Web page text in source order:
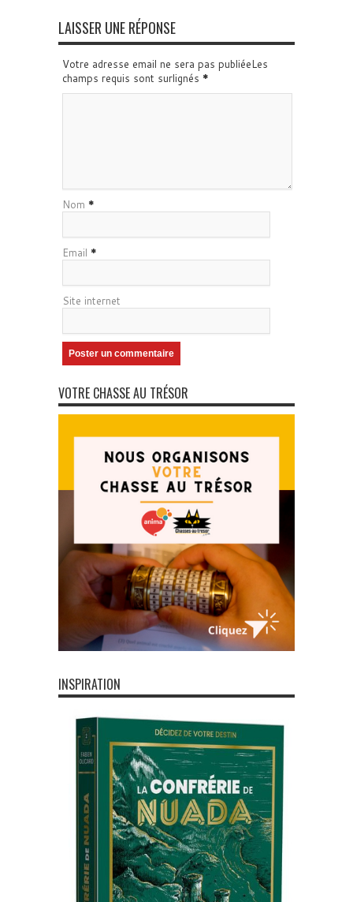
LAISSER UNE RÉPONSE
Votre adresse email ne sera pas publiéeLes
champs requis sont surlignés *
Nom *
Email *
Site internet
VOTRE CHASSE AU TRÉSOR
INSPIRATION